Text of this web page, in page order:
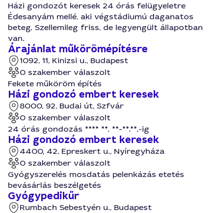
Házi gondozót keresek 24 órás felügyeletre
Édesanyám mellé, aki végstádiumú daganatos
beteg. Szellemileg friss, de legyengült állapotban
van.
Árajánlat műkörömépítésre
1092, 11, Kinizsi u., Budapest
0 szakember válaszolt
Fekete műköröm építés
Házi gondozó embert keresek
8000, 92, Budai út, Szfvár
0 szakember válaszolt
24 órás gondozás **** **. **-**.**.-ig
Házi gondozó embert keresek
4400, 42, Epreskert u., Nyíregyháza
0 szakember válaszolt
Gyógyszerelés mosdatás pelenkázás etetés
bevásárlás beszélgetés
Gyógypedikűr
Rumbach Sebestyén u., Budapest